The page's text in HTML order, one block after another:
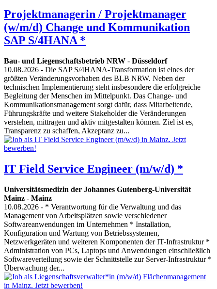
Projektmanagerin / Projektmanager
(w/m/d) Change und Kommunikation
SAP S/4HANA *
Bau- und Liegenschaftsbetrieb NRW - Düsseldorf
10.08.2026 - Die SAP S/4HANA-Transformation ist eines der
größten Veränderungsvorhaben des BLB NRW. Neben der
technischen Implementierung steht insbesondere die erfolgreiche
Begleitung der Menschen im Mittelpunkt. Das Change- und
Kommunikationsmanagement sorgt dafür, dass Mitarbeitende,
Führungskräfte und weitere Stakeholder die Veränderungen
verstehen, mittragen und aktiv mitgestalten können. Ziel ist es,
Transparenz zu schaffen, Akzeptanz zu...
IT Field Service Engineer (m/w/d) *
Universitätsmedizin der Johannes Gutenberg-Universität
Mainz - Mainz
10.08.2026 - * Verantwortung für die Verwaltung und das
Management von Arbeitsplätzen sowie verschiedener
Softwareanwendungen im Unternehmen * Installation,
Konfiguration und Wartung von Betriebssystemen,
Netzwerkgeräten und weiteren Komponenten der IT-Infrastruktur *
Administration von PCs, Laptops und Anwendungen einschließlich
Softwareverteilung sowie der Schnittstelle zur Server-Infrastruktur *
Überwachung der...